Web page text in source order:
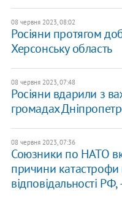
08 червня 2023, 08:02
Росіяни протягом
Херсонську область
08 червня 2023, 07:48
Росіяни вдарили з
громадах
08 червня 2023, 07:36
Союзники по НАТО
причини катастрофи
відповідальності